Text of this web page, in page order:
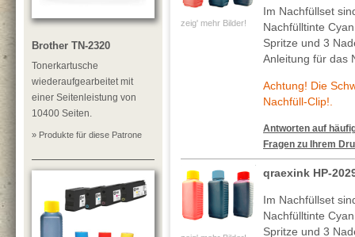
Brother TN-2320
Tonerkartusche
wiederaufgearbeitet mit
einer Seitenleistung von
10400 Seiten.
» Produkte für diese Patrone
zeig' mehr Bilder!
Im Nachfüllset
Nachfülltinte
Spritze und 3
Anleitung für das
Achtung! Die
Nachfüll-Clip!.
Antworten auf
Fragen zu Ihrem
qraexink HP-
Im Nachfüllset
Nachfülltinte
Spritze und 3